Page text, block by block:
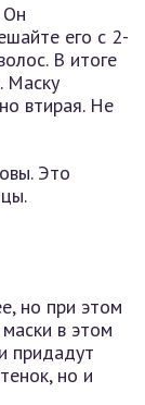
Он
его с 2-
В итоге
Маску
втирая. Не
Это
но при этом
в этом
придадут
но и